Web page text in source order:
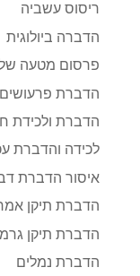
ריסוס עשביה
הדברה ביולוגית
פרסום מטעה של
הדברת פרעושים
הדברת ולכידת
לכידה והדברת
איסור הדברת
הדברת תיקן
הדברת תיקן
הדברת נמלים